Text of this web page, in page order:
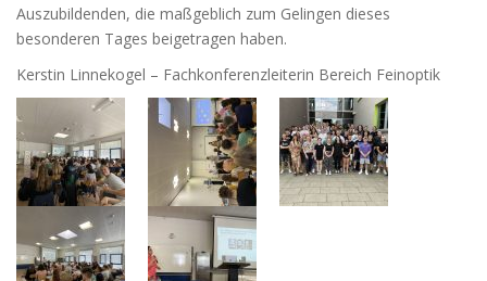
Auszubildenden, die maßgeblich zum Gelingen dieses
besonderen Tages beigetragen haben.
Kerstin Linnekogel – Fachkonferenzleiterin Bereich Feinoptik